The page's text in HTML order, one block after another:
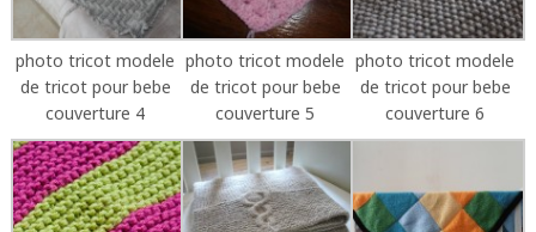
photo tricot modele
de tricot pour bebe
couverture 4
photo tricot modele
de tricot pour bebe
couverture 5
photo tricot modele
de tricot pour bebe
couverture 6